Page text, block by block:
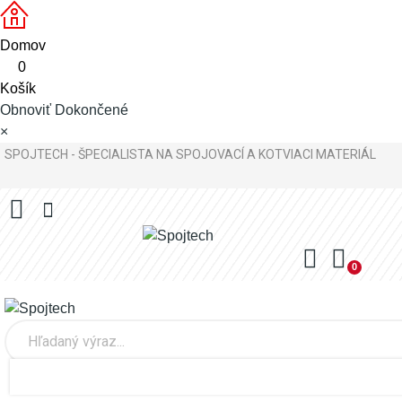
Domov
0
Košík
Obnoviť Dokončené
×
SPOJTECH - ŠPECIALISTA NA SPOJOVACÍ A KOTVIACI MATERIÁL
0